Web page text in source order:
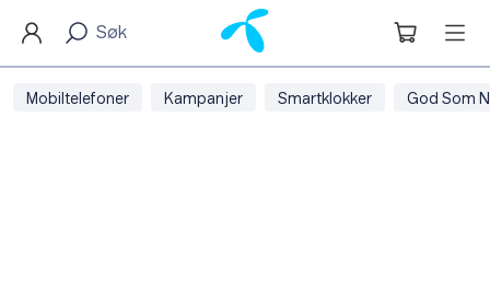
Mobiltelefoner Kampanjer Smartklokker God Som